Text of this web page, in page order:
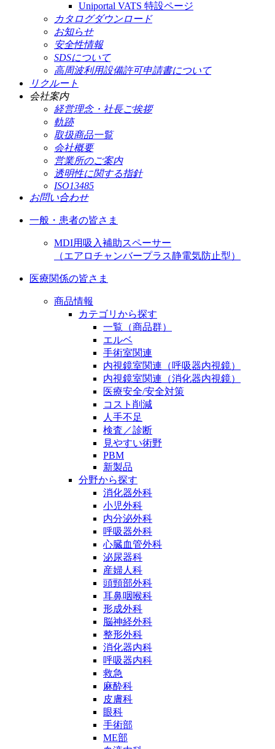
Uniportal VATS 特設ページ
カタログダウンロード
お知らせ
安全性情報
SDSについて
高周波利用設備許可申請書について
リクルート
会社案内
経営理念・社長ご挨拶
軌跡
取扱商品一覧
会社概要
営業所のご案内
透明性に関する指針
ISO13485
お問い合わせ
一般・患者の皆さま
MDI用吸入補助スペーサー
（エアロチャンバープラス静電気防止型）
医療関係の皆さま
商品情報
カテゴリから探す
一覧（商品群）
エルベ
手術室関連
内視鏡室関連（呼吸器内視鏡）
内視鏡室関連（消化器内視鏡）
医療安全/安全対策
コスト削減
人手不足
検査／診断
見やすい術野
PBM
新製品
分野から探す
消化器外科
小児外科
内分泌外科
呼吸器外科
心臓血管外科
泌尿器科
産婦人科
頭頸部外科
耳鼻咽喉科
形成外科
脳神経外科
整形外科
消化器内科
呼吸器内科
救急
麻酔科
皮膚科
眼科
手術部
ME部